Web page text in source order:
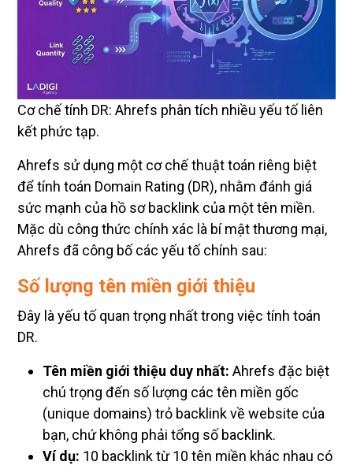
Cơ chế tính DR: Ahrefs phân tích nhiều yếu tố liên
kết phức tạp.
Ahrefs sử dụng một cơ chế thuật toán riêng biệt
để tính toán Domain Rating (DR), nhằm đánh giá
sức mạnh của hồ sơ backlink của một tên miền.
Mặc dù công thức chính xác là bí mật thương mại,
Ahrefs đã công bố các yếu tố chính sau:
Số lượng tên miền giới thiệu
Đây là yếu tố quan trọng nhất trong việc tính toán
DR.
Tên miền giới thiệu duy nhất: Ahrefs đặc biệt
chú trọng đến số lượng các tên miền gốc
(unique domains) trỏ backlink về website của
bạn, chứ không phải tổng số backlink.
Ví dụ: 10 backlink từ 10 tên miền khác nhau có